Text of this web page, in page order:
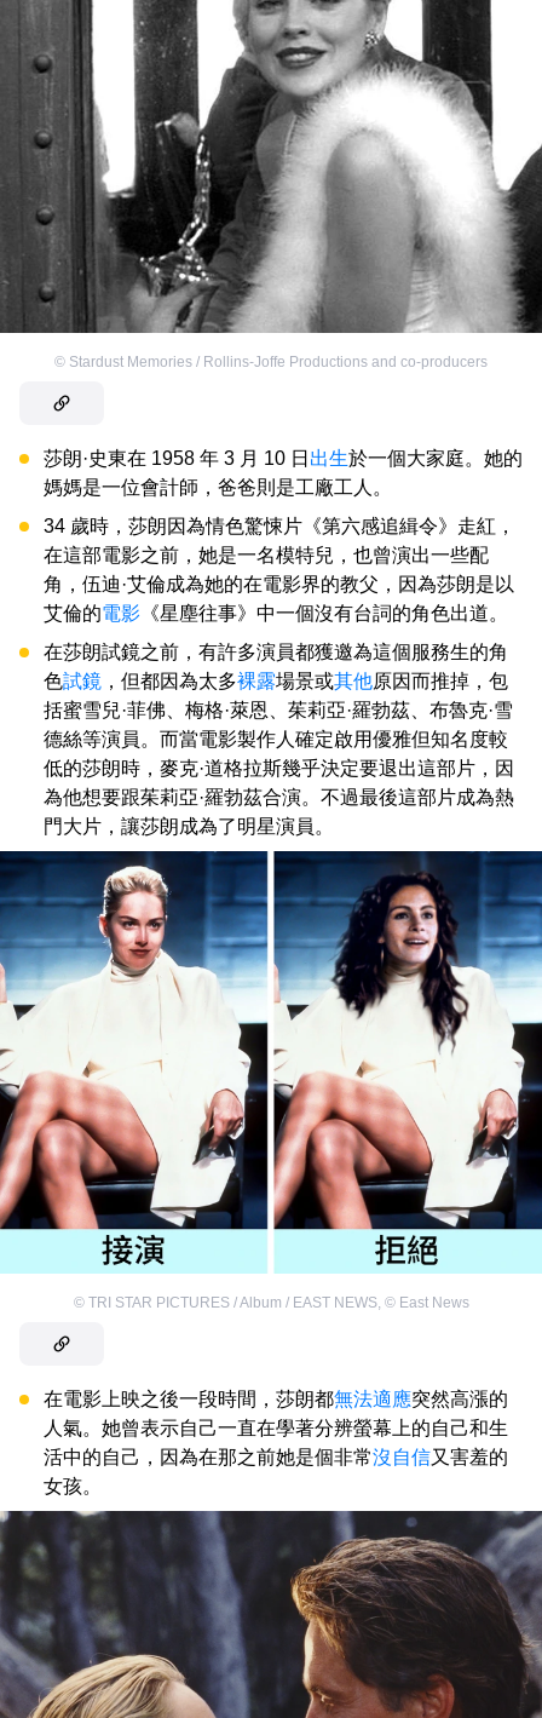
© Stardust Memories / Rollins-Joffe Productions and co-producers
莎朗·史東在 1958 年 3 月 10 日 出生於一個大家庭。她的
媽媽是一位會計師，爸爸則是工廠工人。
34 歲時，莎朗因為情色驚悚片《第六感追緝令》走紅，
在這部電影之前，她是一名模特兒，也曾演出一些配
角，伍迪·艾倫成為她的在電影界的教父，因為莎朗是以
艾倫的電影 《星塵往事》中一個沒有台詞的角色出道。
在莎朗試鏡之前，有許多演員都獲邀為這個服務生的角
色試鏡 ，但都因為太多裸露場景或其他原因而推掉，包
括蜜雪兒·菲佛、梅格·萊恩、茱莉亞·羅勃茲、布魯克·雪
德絲等演員。而當電影製作人確定啟用優雅但知名度較
低的莎朗時，麥克·道格拉斯幾乎決定要退出這部片，因
為他想要跟茱莉亞·羅勃茲合演。不過最後這部片成為熱
門大片，讓莎朗成為了明星演員。
© TRI STAR PICTURES / Album / EAST NEWS, © East News
在電影上映之後一段時間，莎朗都無法適應突然高漲的
人氣。她曾表示自己一直在學著分辨螢幕上的自己和生
活中的自己，因為在那之前她是個非常沒自信又害羞的
女孩。